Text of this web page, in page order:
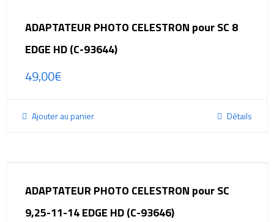
ADAPTATEUR PHOTO CELESTRON pour SC 8
EDGE HD (C-93644)
49,00€
Ajouter au panier Détails
ADAPTATEUR PHOTO CELESTRON pour SC
9,25-11-14 EDGE HD (C-93646)